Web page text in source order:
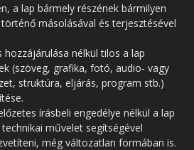
a lap bármely részének bármilyen
másolásával és terjesztésével
hozzájárulása nélkül tilos a lap
(szöveg, grafika, fotó, audio- vagy
struktúra, eljárás, program stb.)
írásbeli engedélye nélkül a lap
művelet segítségével
még változatlan formában is.